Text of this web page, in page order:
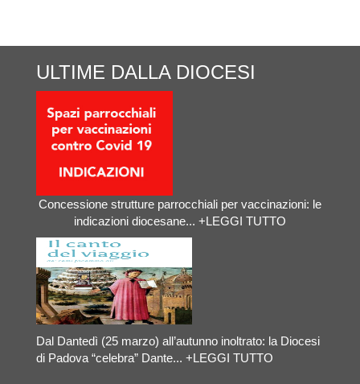
ULTIME DALLA DIOCESI
Concessione strutture parrocchiali per vaccinazioni: le
indicazioni diocesane... +LEGGI TUTTO
Dal Dantedì (25 marzo) all’autunno inoltrato: la Diocesi
di Padova “celebra” Dante... +LEGGI TUTTO